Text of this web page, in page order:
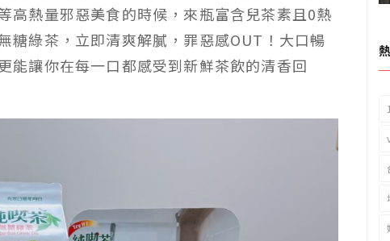
高熱量邪惡美食的時候，來瓶富含兒茶素且0熱
糖綠茶，立即清爽解膩，罪惡感OUT！大口暢
能讓你在每一口都感受到新鮮茶飲的清香回